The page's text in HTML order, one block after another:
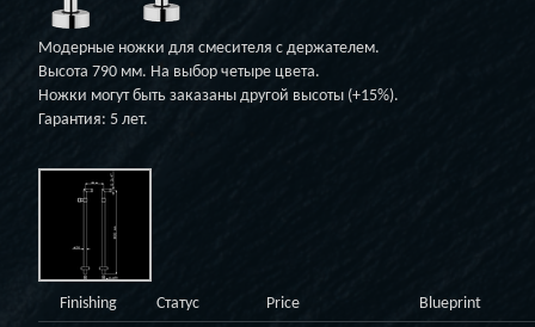
Модерные ножки для смесителя с держателем.
Высота 790 мм. На выбор четыре цвета.
Ножки могут быть заказаны другой высоты (+15%).
Гарантия: 5 лет.
Finishing Статус Price
Blueprint